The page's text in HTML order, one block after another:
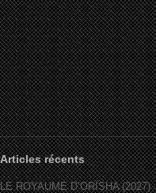
Articles récents
LE ROYAUME D’ORÏSHA (2027)